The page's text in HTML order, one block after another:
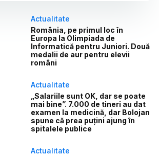
Actualitate
România, pe primul loc în
Europa la Olimpiada de
Informatică pentru Juniori. Două
medalii de aur pentru elevii
români
Actualitate
„Salariile sunt OK, dar se poate
mai bine”. 7.000 de tineri au dat
examen la medicină, dar Bolojan
spune că prea puțini ajung în
spitalele publice
Actualitate